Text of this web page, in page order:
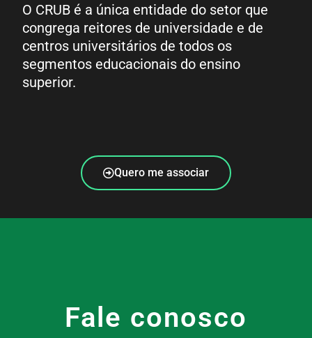
O CRUB é a única entidade do setor que
congrega reitores de universidade e de
centros universitários de todos os
segmentos educacionais do ensino
superior.
Quero me associar
Fale conosco